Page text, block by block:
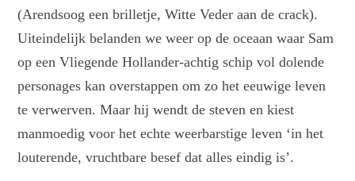
(Arendsoog een brilletje, Witte Veder aan de crack).
Uiteindelijk belanden we weer op de oceaan waar Sam
op een Vliegende Hollander-achtig schip vol dolende
personages kan overstappen om zo het eeuwige leven
te verwerven. Maar hij wendt de steven en kiest
manmoedig voor het echte weerbarstige leven ‘in het
louterende, vruchtbare besef dat alles eindig is’.